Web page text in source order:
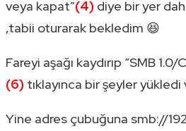
veya kapat”(4) diye bir yer
,tabii oturarak bekledim 😆
Fareyi aşağı kaydırıp “SMB 1.0/
(6) tıklayınca bir şeyler yükledi
Yine adres çubuğuna smb://